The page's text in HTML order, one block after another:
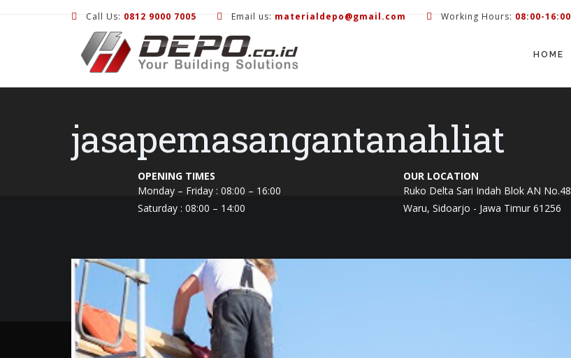
Call Us: 0812 9000 7005 Email us: materialdepo@gmail.com Working Hours: 08:00-16:00
HOME
jasapemasangantanahliat
OPENING TIMES
Monday – Friday : 08:00 – 16:00
Saturday : 08:00 – 14:00
OUR LOCATION
Ruko Delta Sari Indah Blok AN No.48
Waru, Sidoarjo - Jawa Timur 61256